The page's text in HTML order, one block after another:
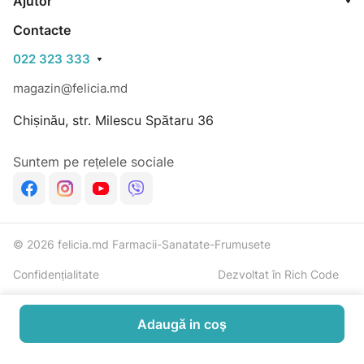
Contacte
022 323 333
magazin@felicia.md
Chișinău, str. Milescu Spătaru 36
Suntem pe rețelele sociale
© 2026 felicia.md Farmacii-Sanatate-Frumusete
Confidențialitate Dezvoltat în Rich Code
Adaugă in coş